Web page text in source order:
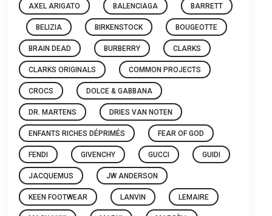
AXEL ARIGATO BALENCIAGA BARRETT
BELIZIA BIRKENSTOCK BOUGEOTTE
BRAIN DEAD BURBERRY CLARKS
CLARKS ORIGINALS COMMON PROJECTS
CROCS DOLCE & GABBANA
DR. MARTENS DRIES VAN NOTEN
ENFANTS RICHES DÉPRIMÉS FEAR OF GOD
FENDI GIVENCHY GUCCI GUIDI
JACQUEMUS JW ANDERSON
KEEN FOOTWEAR LANVIN LEMAIRE